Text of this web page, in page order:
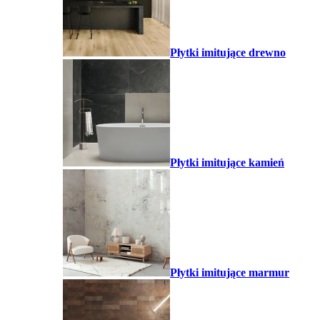
Płytki imitujące drewno
Płytki imitujące kamień
Płytki imitujące marmur